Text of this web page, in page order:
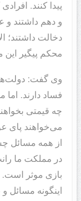
پیدا کنند.
و ‌دهم داشتند و
دخالت داشتند؛
محکم پیگیر
وی گفت: دولت‌ها
فساد دارند.
چه قیمتی
می‌خواهند پای
از همه مسائل
در مملکت ما
بازی موثر است.
اینگونه مسائل